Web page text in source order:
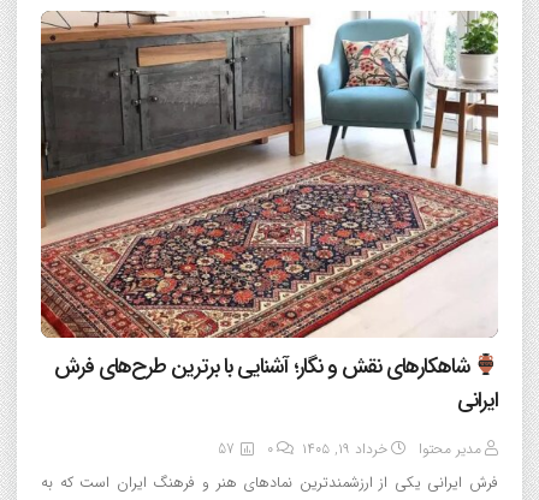
شاهکارهای نقش و نگار؛ آشنایی با برترین طرح‌های فرش
ایرانی
مدیر محتوا خرداد ۱۹, ۱۴۰۵ 0
57
فرش ایرانی یکی از ارزشمندترین نمادهای هنر و فرهنگ ایران است که به